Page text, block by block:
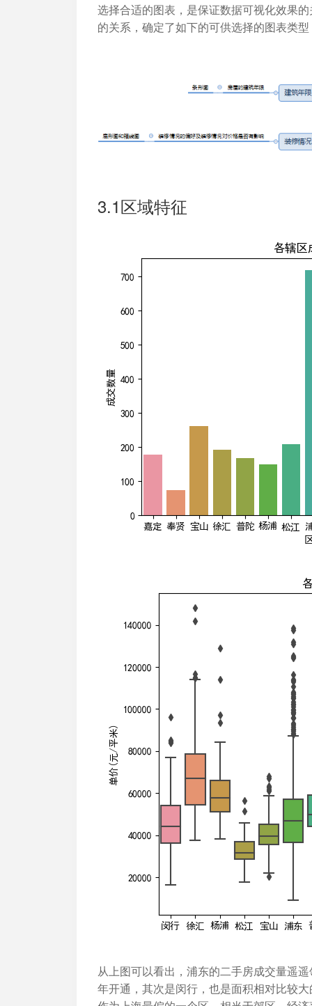
选择合适的图表，是保证数据可视化效果
的关系，确定了如下的可供选择的图表类
3.1区域特征
从上图可以看出，浦东的二手房成交量遥
年开通，其次是闵行，也是面积相对比较